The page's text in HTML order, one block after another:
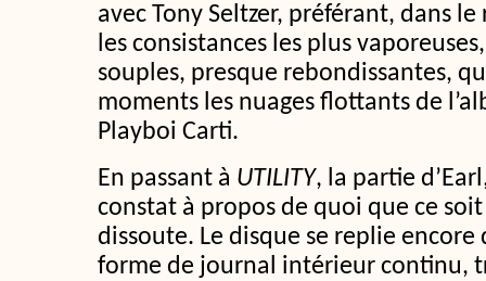
avec Tony Seltzer, préférant, dans
les consistances les plus
souples, presque rebondissantes,
moments les nuages flottants de
Playboi Carti.
En passant à UTILITY, la partie
constat à propos de quoi que ce
dissoute. Le disque se replie encore
forme de journal intérieur continu,